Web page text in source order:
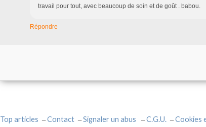
travail pour tout, avec beaucoup de soin et de goût . babou.
Répondre
Top articles Contact Signaler un abus C.G.U. Cookies